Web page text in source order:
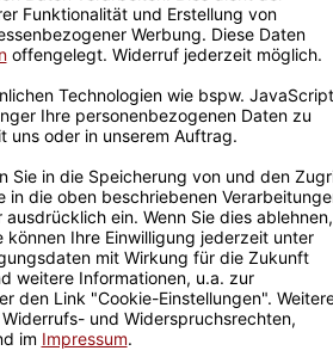
Passende Verpackungen
Geschenkverpackung 1
Tasse mit Fenster
2,50 €
für